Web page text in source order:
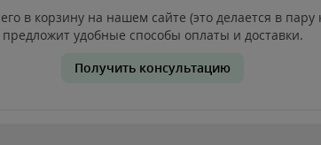
в корзину на нашем сайте (это делается в
удобные способы оплаты и доставки.
Получить консультацию